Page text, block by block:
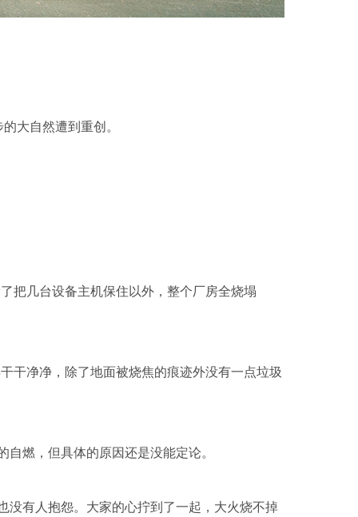
大自然遭到重创。
把几台设备主机保住以外，整个厂房全烧塌
干净净，除了地面被烧焦的痕迹外没有一点垃圾
燃，但具体的原因还是没能定论。
没有人抱怨。大家的心拧到了一起，大火烧不掉